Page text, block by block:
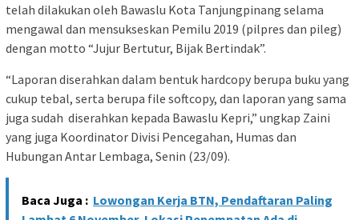
telah dilakukan oleh Bawaslu Kota Tanjungpinang selama
mengawal dan mensukseskan Pemilu 2019 (pilpres dan pileg)
dengan motto “Jujur Bertutur, Bijak Bertindak”.
“Laporan diserahkan dalam bentuk hardcopy berupa buku yang
cukup tebal, serta berupa file softcopy, dan laporan yang sama
juga sudah diserahkan kepada Bawaslu Kepri,” ungkap Zaini
yang juga Koordinator Divisi Pencegahan, Humas dan
Hubungan Antar Lembaga, Senin (23/09).
Baca Juga : Lowongan Kerja BTN, Pendaftaran Paling